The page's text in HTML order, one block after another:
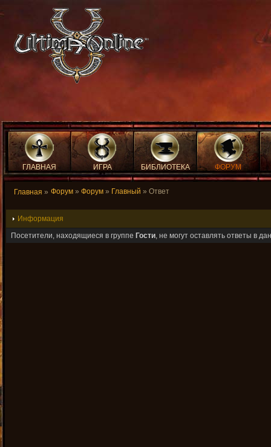
ГЛАВНАЯ ИГРА БИБЛИОТЕКА ФОРУМ
Главная » Форум » Форум » Главный » Ответ
Информация
Посетители, находящиеся в группе Гости, не могут оставлять ответы в